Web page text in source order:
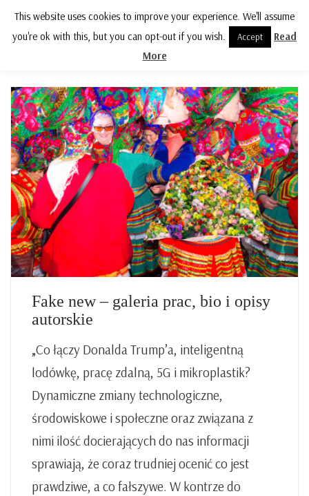
MENU
Fake new – galeria prac, bio i opisy
autorskie
„Co łączy Donalda Trump’a, inteligentną
lodówkę, pracę zdalną, 5G i mikroplastik?
Dynamiczne zmiany technologiczne,
środowiskowe i społeczne oraz związana z
nimi ilość docierających do nas informacji
sprawiają, że coraz trudniej ocenić co jest
prawdziwe, a co fałszywe. W kontrze do
This website uses cookies to improve your experience. We'll assume
you're ok with this, but you can opt-out if you wish.
Accept
Read
More